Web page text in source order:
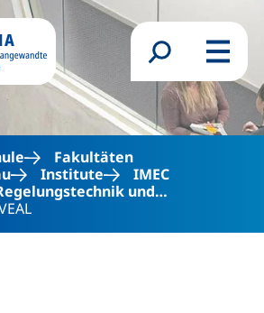
Direkt zum Inhalt
Suchformular
Menü
Fakultäten
Institute
IMEC
und…